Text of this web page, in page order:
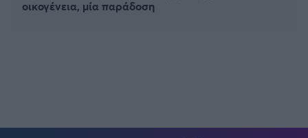
οικογένεια, μία παράδοση